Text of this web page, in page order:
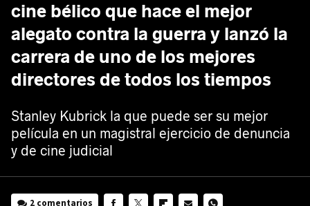
cine bélico que hace el mejor
alegato contra la guerra y lanzó la
carrera de uno de los mejores
directores de todos los tiempos
Stanley Kubrick la que puede ser su mejor
película en un magistral ejercicio de denuncia
y de cine judicial
2 comentarios